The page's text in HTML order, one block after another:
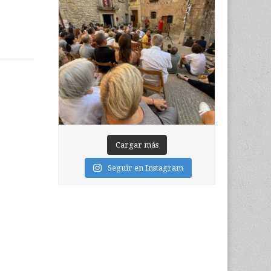
Cargar más
Seguir en Instagram